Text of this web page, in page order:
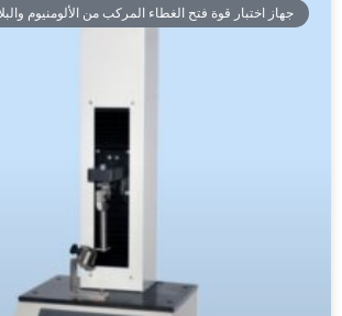
جهاز اختبار قوة فتح الغطاء المركب من الألومنيوم والبلاستيك